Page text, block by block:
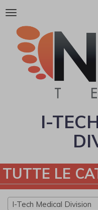
Attiva/disattiva
navigazione
I-
TUTTE LE
I-Tech Medical Division